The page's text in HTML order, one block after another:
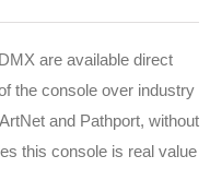
are available direct
the console over industry
and Pathport, without
this console is real value